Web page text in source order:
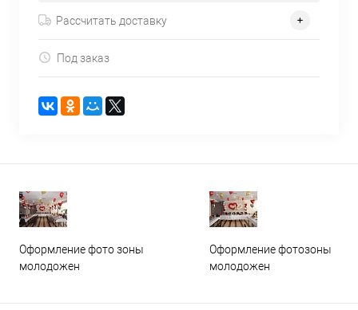
Рассчитать доставку
Под заказ
Оформление фото зоны
молодожен
Оформление фотозоны
молодожен